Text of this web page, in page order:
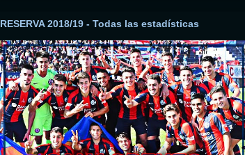
RESERVA 2018/19 - Todas las estadísticas